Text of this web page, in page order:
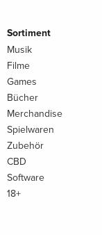
Sortiment
Musik
Filme
Games
Bücher
Merchandise
Spielwaren
Zubehör
CBD
Software
18+